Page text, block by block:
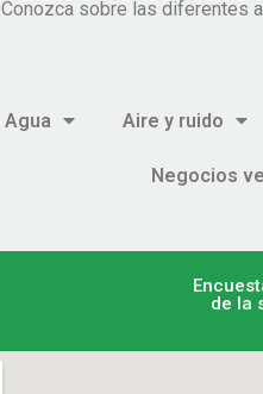
Conozca sobre las diferentes
Agua Aire y ruido
Negocios
de la